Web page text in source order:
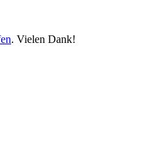
. Vielen Dank!